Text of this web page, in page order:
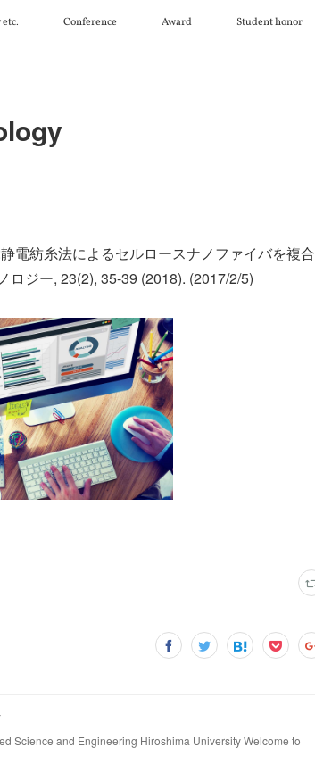
Conference Award Student honor
電紡糸法によるセルロースナノファイバを複合
ロジー, 23(2), 35-39 (2018). (2017/2/5)
Science and Engineering Hiroshima University Welcome to